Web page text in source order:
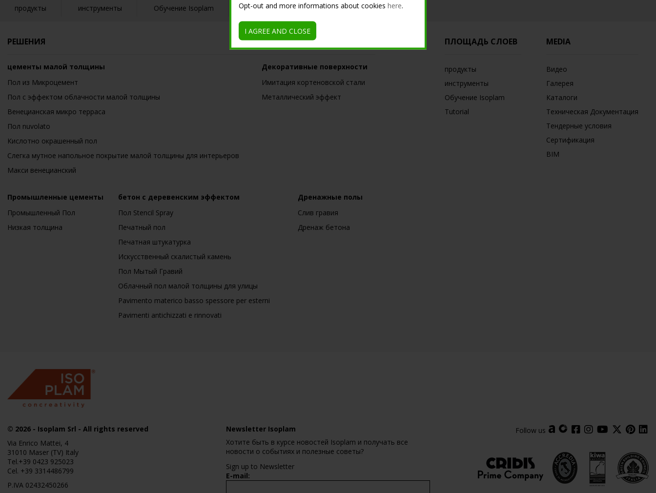
продукты инструменты Обучение Isoplam Tutorial
РЕШЕНИЯ
цементы малой толщины
Пол из Микроцемент
Пол с эффектом облачности малой толщины
Венецианская микро терраса
Пол nuvolato
Кислотно окрашенный пол
Слегка мутное напольное покрытие малой толщины для интерьеров
Макси венецианский
Декоративные поверхности
Имитация кортеновской стали
Металлический эффект
Промышленные цементы
Промышленный Пол
Низкая толщина
бетон с деревенским эффектом
Пол Stencil Spray
Печатный пол
Печатная штукатурка
Искусственный скалистый камень
Пол Мытый Гравий
Облачный пол малой толщины для улицы
Pavimento materico basso spessore per esterni
Pavimenti antichizzati e rinnovati
Дренажные полы
Слив гравия
Дренаж бетона
ПЛОЩАДЬ СЛОЕВ
продукты
инструменты
Обучение Isoplam
Tutorial
MEDIA
Видео
Галерея
Каталоги
Техническая Документация
Тендерные условия
Сертификация
BIM
© 2026 - Isoplam Srl - All rights reserved
Via Enrico Mattei, 4
31010 Maser (TV) Italy
Tel.+39 0423 925023
Cel. +39 3314486799
P.IVA 02432450266
Newsletter Isoplam
Хотите быть в курсе новостей Isoplam и получать все
новости о событиях и полезные советы?
Sign up to Newsletter
E-mail:
Follow us
Opt-out and more informations about cookieshere.
I AGREE AND CLOSE